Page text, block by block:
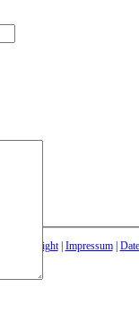
opyright| Impressum|